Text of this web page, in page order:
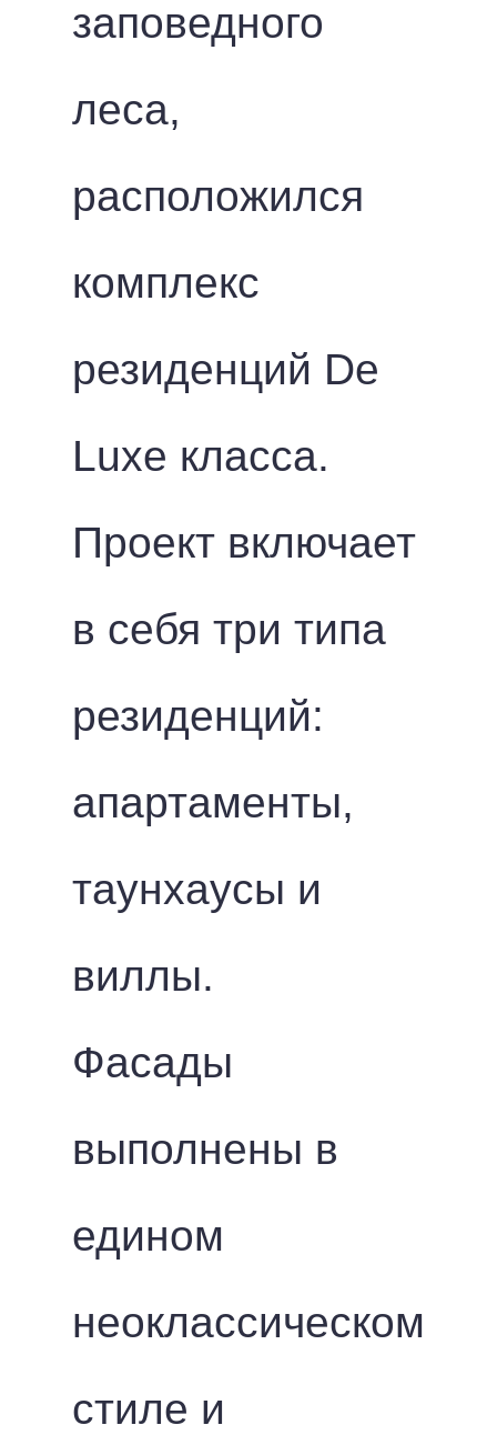
заповедного
леса,
расположился
комплекс
резиденций De
Luxe класса.
Проект включает
в себя три типа
резиденций:
апартаменты,
таунхаусы и
виллы.
Фасады
выполнены в
едином
неоклассическом
стиле и